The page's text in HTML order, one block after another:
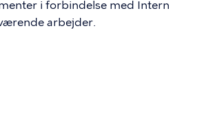
i forbindelse med Intern
arbejder.